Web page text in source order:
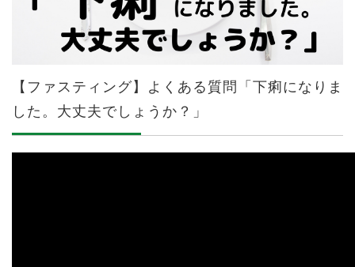
【ファスティング】よくある質問「下痢になりま
した。大丈夫でしょうか？」